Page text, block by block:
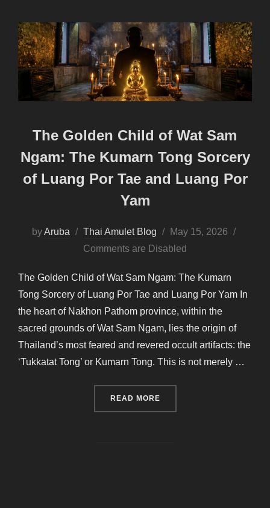
The Golden Child of Wat Sam
Ngam: The Kumarn Tong Sorcery
of Luang Por Tae and Luang Por
Yam
byAruba Thai Amulet Blog
Posted
on
May 15, 2026
Comments are Disabled
The Golden Child of Wat Sam Ngam: The Kumarn
Tong Sorcery of Luang Por Tae and Luang Por Yam In
the heart of Nakhon Pathom province, within the
sacred grounds of Wat Sam Ngam, lies the origin of
Thailand’s most feared and revered occult artifacts: the
‘Tukkatat Tong’ or Kumarn Tong. This is not merely …
READ MORE“THE GOLDEN CHILD OF